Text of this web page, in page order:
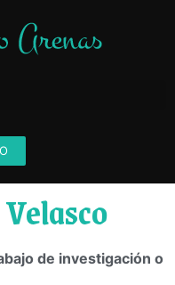
de investigación o